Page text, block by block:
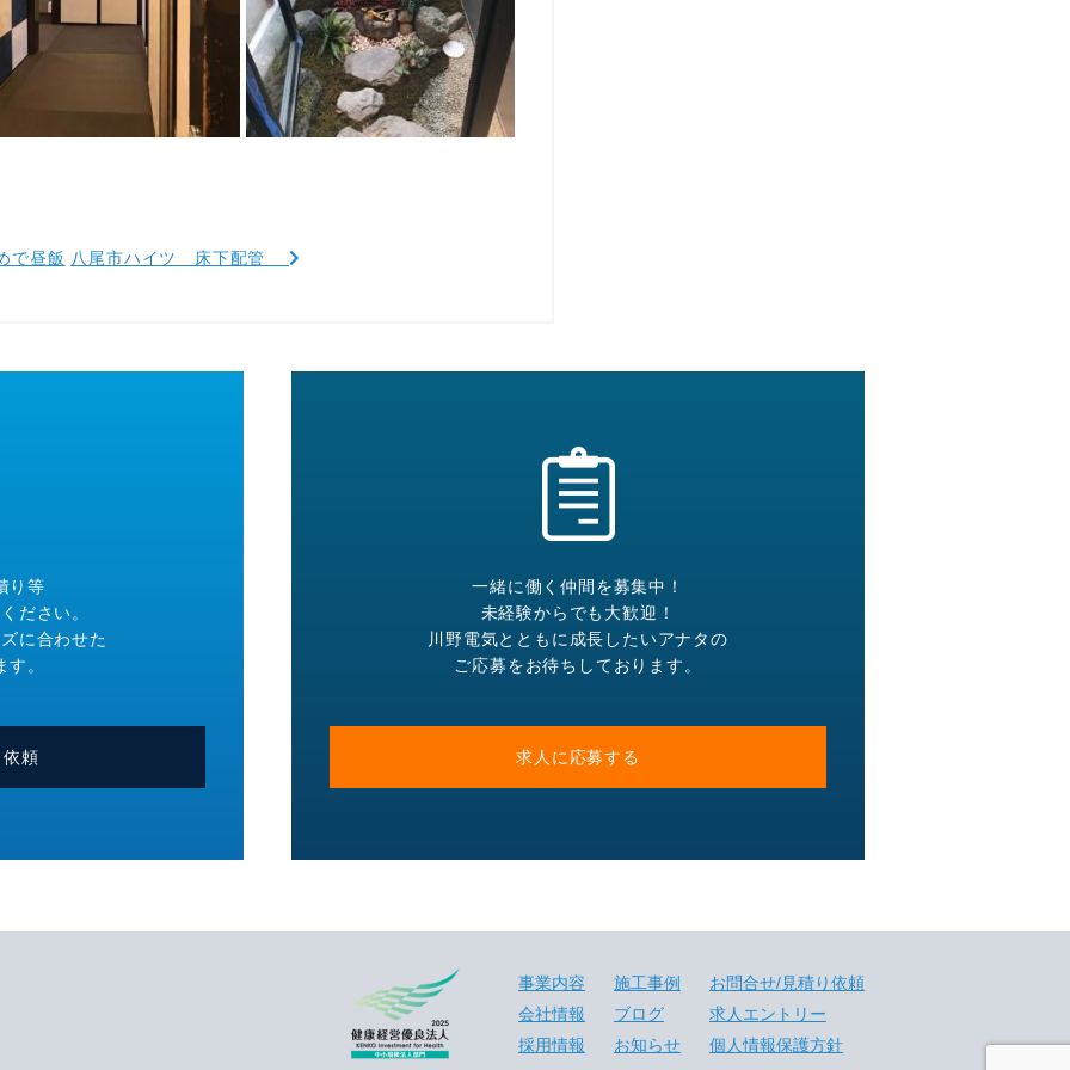
で昼飯 八尾市ハイツ 床下配管
り等
ださい。
に合わせた
。
頼
一緒に働く仲間を募集中！
未経験からでも大歓迎！
川野電気とともに成長したいアナタの
ご応募をお待ちしております。
求人に応募する
事業内容
会社情報
採用情報
施工事例
ブログ
お知らせ
お問合せ/見積り依頼
求人エントリー
個人情報保護方針